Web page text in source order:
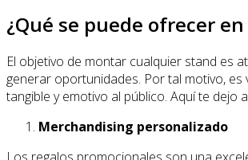
¿Qué se puede ofrecer
El objetivo de montar cualquier stand es
generar oportunidades. Por tal motivo, es
tangible y emotivo al público. Aquí te dejo
Merchandising personalizado